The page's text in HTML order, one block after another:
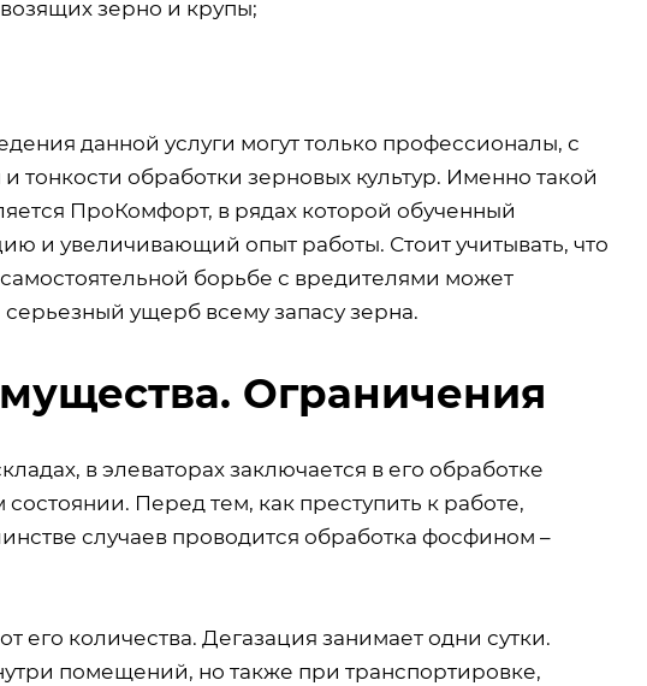
зерно и крупы;
данной услуги могут только профессионалы, с
обработки зерновых культур. Именно такой
ПроКомфорт, в рядах которой обученный
и увеличивающий опыт работы. Стоит учитывать, что
борьбе с вредителями может
серьезный ущерб всему запасу зерна.
Ограничения
в элеваторах заключается в его обработке
Перед тем, как преступить к работе,
случаев проводится обработка фосфином –
его количества. Дегазация занимает одни сутки.
помещений, но также при транспортировке,